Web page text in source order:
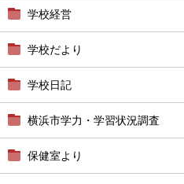
学校経営
学校だより
学校日記
横浜市学力・学習状況調査
保健室より